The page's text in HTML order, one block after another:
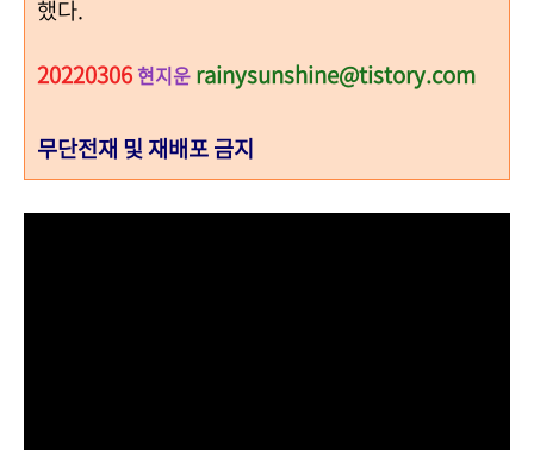
했다.
20220306현지운 rainysunshine@tistory.com
무단전재 및 재배포 금지